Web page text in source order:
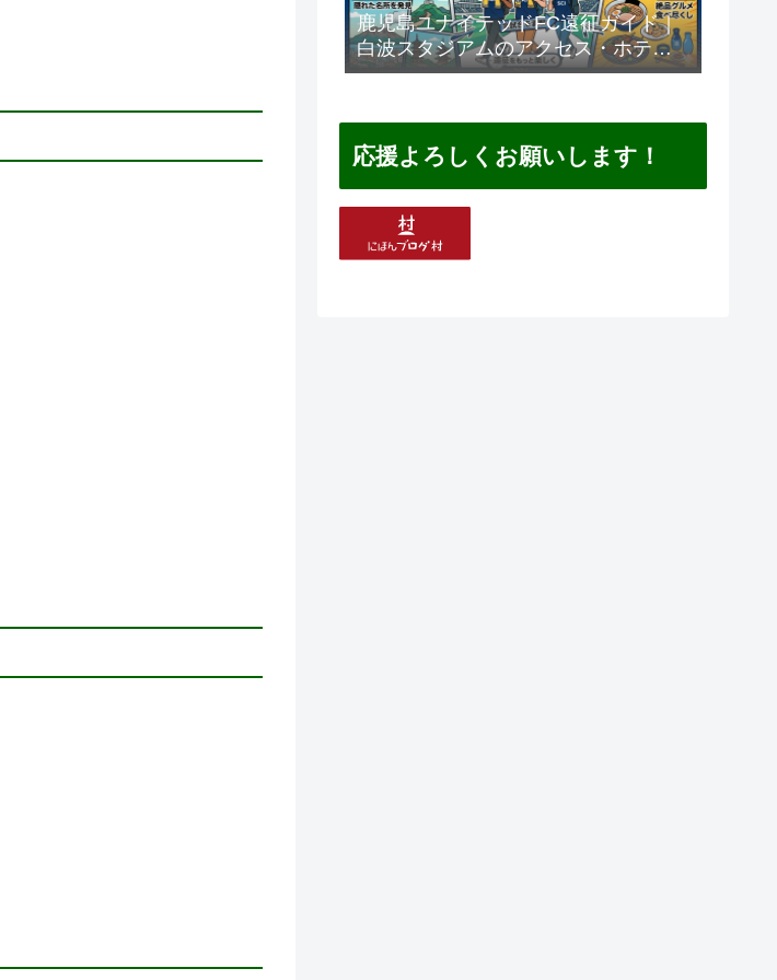
鹿児島ユナイテッドFC遠征ガイド｜
白波スタジアムのアクセス・ホテ
ル・観光・グルメまとめ
応援よろしくお願いします！